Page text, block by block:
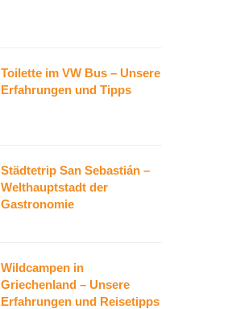
Toilette im VW Bus – Unsere
Erfahrungen und Tipps
Städtetrip San Sebastián –
Welthauptstadt der
Gastronomie
Wildcampen in
Griechenland – Unsere
Erfahrungen und Reisetipps